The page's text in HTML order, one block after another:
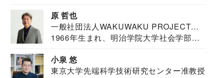
原 哲也
一般社団法人WAKUWAKU PROJECT
JAPAN代表・言語聴覚士・社会福祉士
1966年生まれ、明治学院大学社会学部福
小泉 悠
東京大学先端科学技術研究センター准教授